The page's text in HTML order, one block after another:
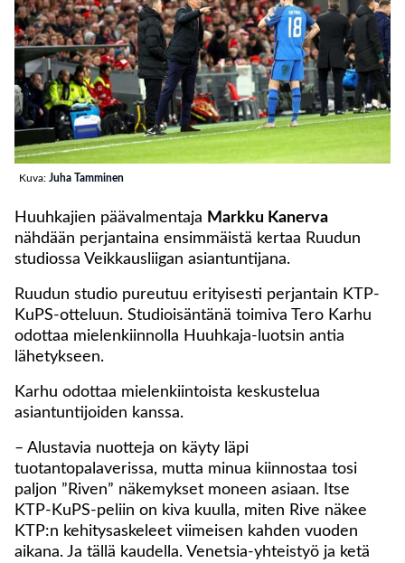
Kuva: Juha Tamminen
Huuhkajien päävalmentaja Markku Kanerva
nähdään perjantaina ensimmäistä kertaa Ruudun
studiossa Veikkausliigan asiantuntijana.
Ruudun studio pureutuu erityisesti perjantain KTP-
KuPS-otteluun. Studioisäntänä toimiva Tero Karhu
odottaa mielenkiinnolla Huuhkaja-luotsin antia
lähetykseen.
Karhu odottaa mielenkiintoista keskustelua
asiantuntijoiden kanssa.
– Alustavia nuotteja on käyty läpi
tuotantopalaverissa, mutta minua kiinnostaa tosi
paljon ”Riven” näkemykset moneen asiaan. Itse
KTP-KuPS-peliin on kiva kuulla, miten Rive näkee
KTP:n kehitysaskeleet viimeisen kahden vuoden
aikana. Ja tällä kaudella. Venetsia-yhteistyö ja ketä